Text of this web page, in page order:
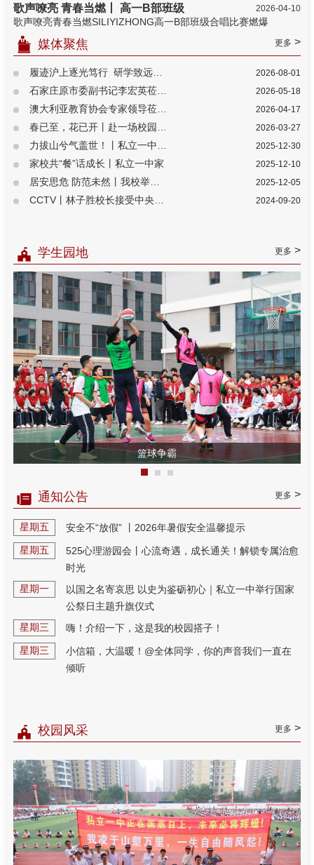
歌声嘹亮 青春当燃丨 高一B部班级 2026-04-10
歌声嘹亮青春当燃SILIYIZHONG高一B部班级合唱比赛燃爆
媒体聚焦 更多 >
履迹沪上逐光笃行 研学致远赋能 2026-08-01
石家庄原市委副书记李宏英莅临私 2026-05-18
澳大利亚教育协会专家领导莅临私 2026-04-17
春已至，花已开丨赴一场校园的温柔 2026-03-27
力拔山兮气盖世！丨私立一中高中学 2025-12-30
家校共“餐”话成长丨私立一中家 2025-12-10
居安思危 防范未然丨我校举行防震 2025-12-05
CCTV丨林子胜校长接受中央电视台 2024-09-20
学生园地 更多 >
篮球争霸
通知公告 更多 >
星期五
安全不“放假” 丨2026年暑假安全温馨提示
星期五
525心理游园会丨心流奇遇，成长通关！解锁专属治愈
时光
星期一
以国之名寄哀思 以史为鉴砺初心｜私立一中举行国家
公祭日主题升旗仪式
星期三
嗨！介绍一下，这是我的校园搭子！
星期三
小信箱，大温暖！@全体同学，你的声音我们一直在
倾听
校园风采 更多 >